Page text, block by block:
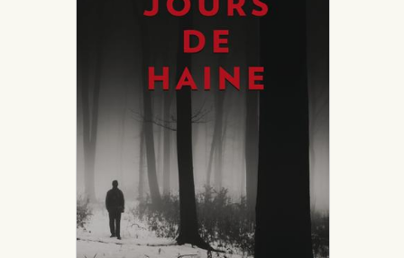
AUTEURICES
DROITS / RIGHTS
À PROPOS